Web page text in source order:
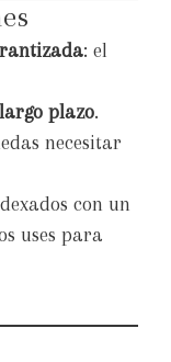
: el
plazo.
necesitar
con un
uses para